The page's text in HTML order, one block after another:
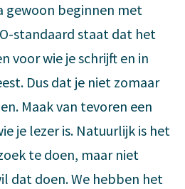
gewoon beginnen met
standaard staat dat het
voor wie je schrijft en in
Dus dat je niet zomaar
Maak van tevoren een
je lezer is. Natuurlijk is het
te doen, maar niet
dat doen. We hebben het